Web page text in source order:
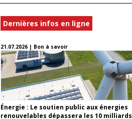
Dernières infos en ligne
21.07.2026 | Bon à savoir
Énergie : Le soutien public aux énergies
renouvelables dépassera les 10 milliards